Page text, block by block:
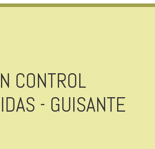
CONTROL
- GUISANTE